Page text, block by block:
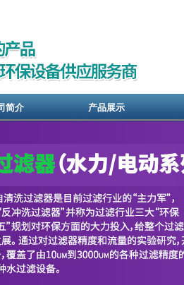
简介 产品展示